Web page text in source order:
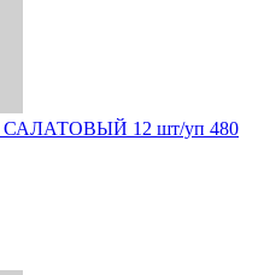
САЛАТОВЫЙ 12 шт/уп 480